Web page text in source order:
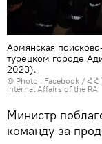
Армянская
турецком городе
2023).
© Photo : Facebook /
Internal Affairs of the RA
Министр
команду за